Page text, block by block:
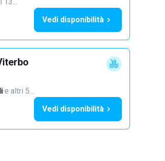
Vedi disponibilità
·e altri 5…
Vedi disponibilità